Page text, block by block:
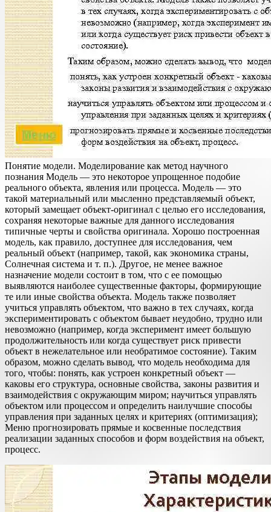
Понятие модели. Моделирование как метод научного
познания Модель — это некоторое упрощенное подобие
реального объекта, явления или процесса. Модель — это
такой материальный или мысленно представляемый объект,
который замещает объект-оригинал с целью его исследования,
сохраняя некоторые важные для данного исследования
типичные черты и свойства оригинала. Хорошо построенная
модель, как правило, доступнее для исследования, чем
реальный объект (например, такой, как экономика страны,
Солнечная система и т. п.). Другое, не менее важное
назначение модели состоит в том, что с ее помощью
выявляются наиболее существенные факторы, формирующие
те или иные свойства объекта. Модель также позволяет
учиться управлять объектом, что важно в тех случаях, когда
экспериментировать с объектом бывает неудобно, трудно или
невозможно (например, когда эксперимент имеет большую
продолжительность или когда существует риск привести
объект в нежелательное или необратимое состояние). Таким
образом, можно сделать вывод, что модель необходима для
того, чтобы: понять, как устроен конкретный объект —
каковы его структура, основные свойства, законы развития и
взаимодействия с окружающим миром; научиться управлять
объектом или процессом и определить наилучшие способы
управления при заданных целях и критериях (оптимизация);
Меню прогнозировать прямые и косвенные последствия
реализации заданных способов и форм воздействия на объект,
процесс.